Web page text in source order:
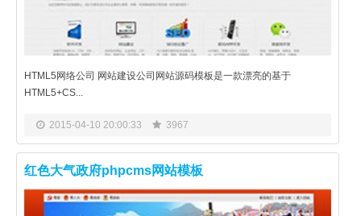
HTML5网络公司 网站建设公司网站源码模板是一款漂亮的基于
HTML5+CS...
2015-04-10 20:00:33 3967
红色大气政府phpcms网站模板